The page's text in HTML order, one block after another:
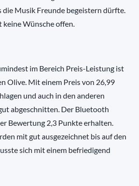
die Musik Freunde begeistern dürfte.
keine Wünsche offen.
im Bereich Preis-Leistung ist
Olive. Mit einem Preis von 26,99
und auch in den anderen
abgeschnitten. Der Bluetooth
Bewertung 2,3 Punkte erhalten.
mit gut ausgezeichnet bis auf den
sich mit einem befriedigend